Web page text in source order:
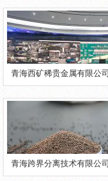
青海西矿稀贵金属有限公司
青海跨界分离技术有限公司